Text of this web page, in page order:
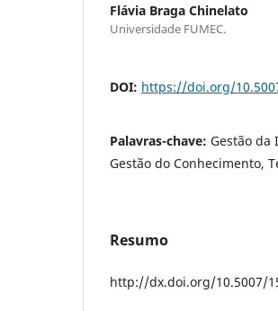
Flávia Braga Chinelato
Universidade FUMEC.
DOI: https://doi.org/
Palavras-chave: Gestão da
Gestão do Conhecimento,
Resumo
http://dx.doi.org/10.5007/